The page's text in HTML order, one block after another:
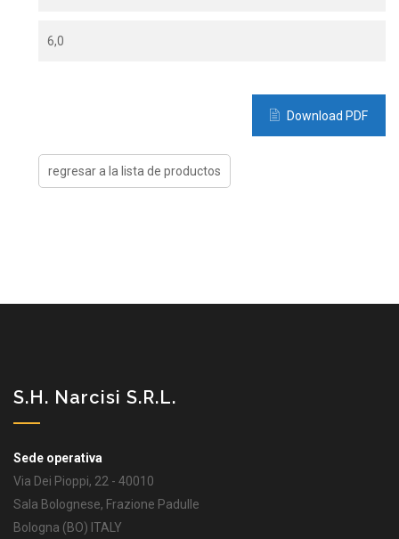
6,0
Download PDF
S.H. Narcisi S.r.l.
Sede operativa
Via Dei Pioppi, 22 - 40010
Sala Bolognese, Frazione Padulle
Bologna (BO) ITALY